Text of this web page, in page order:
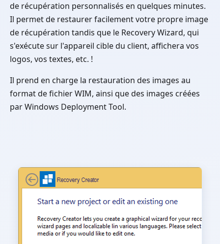
de récupération personnalisés en quelques minutes.
Il permet de restaurer facilement votre propre image
de récupération tandis que le Recovery Wizard, qui
s'exécute sur l'appareil cible du client, affichera vos
logos, vos textes, etc. !
Il prend en charge la restauration des images au
format de fichier WIM, ainsi que des images créées
par Windows Deployment Tool.